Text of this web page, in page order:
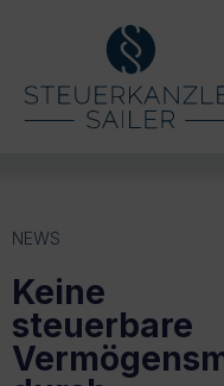
NEWS
Keine
steuerbare